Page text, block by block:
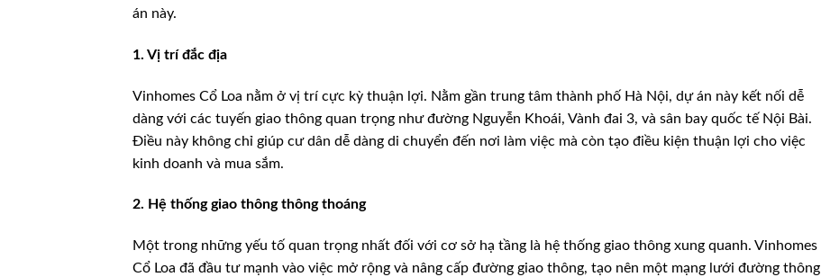
án này.
1. Vị trí đắc địa
Vinhomes Cổ Loa nằm ở vị trí cực kỳ thuận lợi. Nằm gần trung tâm thành phố Hà Nội, dự án này kết nối dễ
dàng với các tuyến giao thông quan trọng như đường Nguyễn Khoái, Vành đai 3, và sân bay quốc tế Nội Bài.
Điều này không chỉ giúp cư dân dễ dàng di chuyển đến nơi làm việc mà còn tạo điều kiện thuận lợi cho việc
kinh doanh và mua sắm.
2. Hệ thống giao thông thông thoáng
Một trong những yếu tố quan trọng nhất đối với cơ sở hạ tầng là hệ thống giao thông xung quanh. Vinhomes
Cổ Loa đã đầu tư mạnh vào việc mở rộng và nâng cấp đường giao thông, tạo nên một mạng lưới đường thông